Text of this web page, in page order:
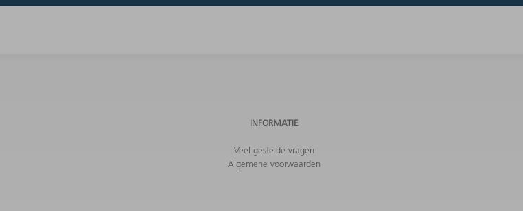
INFORMATIE
Veel gestelde vragen
Algemene voorwaarden